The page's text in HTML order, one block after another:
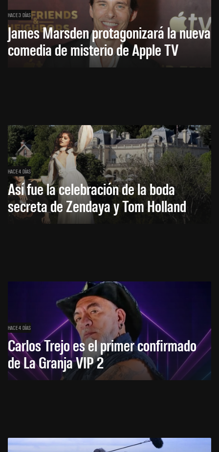
HACE 3 DÍAS
James Marsden protagonizará la nueva
comedia de misterio de Apple TV
HACE 4 DÍAS
Así fue la celebración de la boda
secreta de Zendaya y Tom Holland
HACE 4 DÍAS
Carlos Trejo es el primer confirmado
de La Granja VIP 2